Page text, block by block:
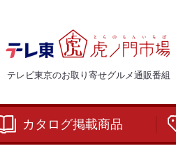
テレビ東京のお取り寄せグルメ通販番組
カタログ掲載商品